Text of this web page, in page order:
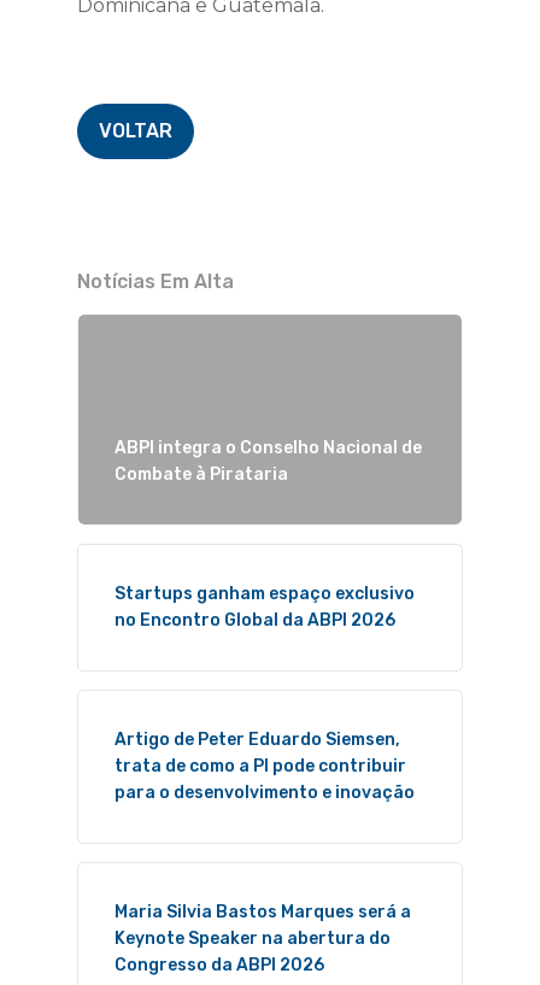
Dominicana e Guatemala.
VOLTAR
Notícias Em Alta
ABPI integra o Conselho Nacional de
Combate à Pirataria
Startups ganham espaço exclusivo
no Encontro Global da ABPI 2026
Artigo de Peter Eduardo Siemsen,
trata de como a PI pode contribuir
para o desenvolvimento e inovação
Maria Silvia Bastos Marques será a
Keynote Speaker na abertura do
Congresso da ABPI 2026